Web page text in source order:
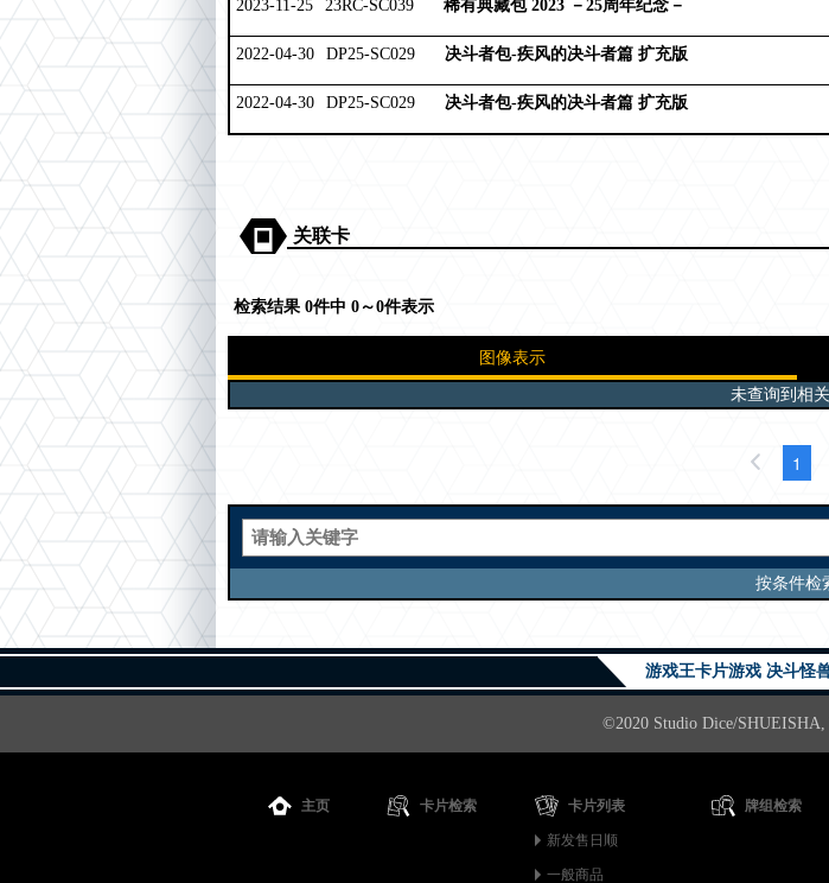
2023-11-25 23RC-SC039 稀有典藏包 2023 －25周年纪念－
2022-04-30 DP25-SC029 决斗者包-疾风的决斗者篇 扩充版
2022-04-30 DP25-SC029 决斗者包-疾风的决斗者篇 扩充版
关联卡
检索结果 0件中 0～0件表示
图像表示
未查询到相
1
按条件检
游戏王卡片游戏 决斗怪
©2020 Studio Dice/
主页 卡片检索 卡片列表
新发售日顺
一般商品
牌组检索